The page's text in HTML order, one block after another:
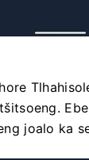
joalo ka